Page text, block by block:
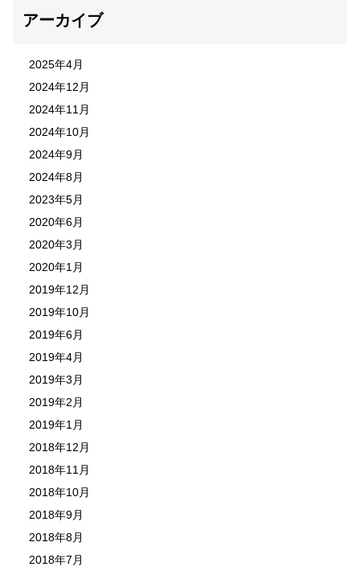
アーカイブ
2025年4月
2024年12月
2024年11月
2024年10月
2024年9月
2024年8月
2023年5月
2020年6月
2020年3月
2020年1月
2019年12月
2019年10月
2019年6月
2019年4月
2019年3月
2019年2月
2019年1月
2018年12月
2018年11月
2018年10月
2018年9月
2018年8月
2018年7月